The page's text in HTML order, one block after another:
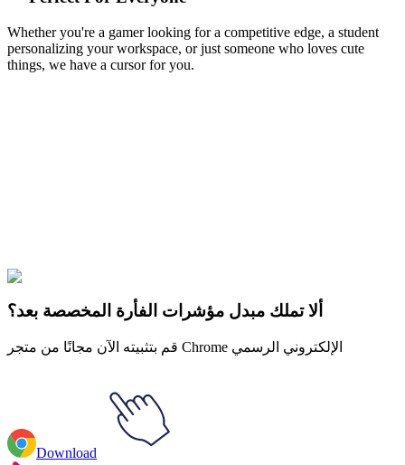
Whether you're a gamer looking for a competitive edge, a student
personalizing your workspace, or just someone who loves cute
things, we have a cursor for you.
🚀 For Browser
ألا تملك مبدل مؤشرات الفأرة المخصصة بعد؟
قم بتثبيته الآن مجانًا من متجر Chrome الإلكتروني الرسمي
Download